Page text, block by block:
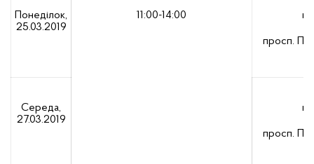
Понеділок,
25.03.2019
11:00-14:00
просп.
Середа,
27.03.2019
просп.